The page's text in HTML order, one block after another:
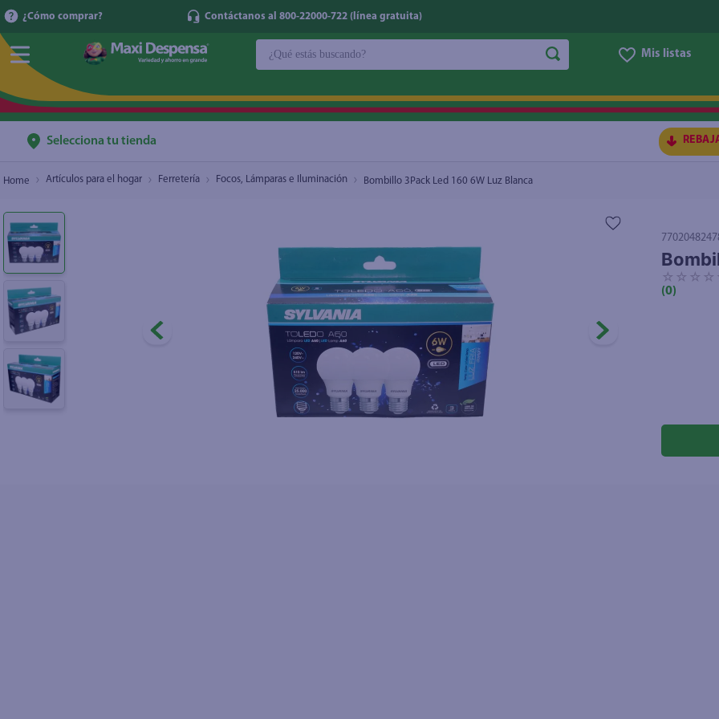
¿Cómo comprar? Contáctanos al 800-22000-722 (línea gratuita)
Mis listas
Selecciona tu tienda
Artículos para el hogar Ferretería Focos, Lámparas e Iluminación Bombillo 3Pack Led 160 6W Luz Blanca
☆ ☆ ☆ ☆
(0)
Bombillo 3Pack Led 160 6W Luz Blanca
1.
cerveza
6.
pañales
7.
samsung
8.
shampoo
.
papel higiénico
azucar